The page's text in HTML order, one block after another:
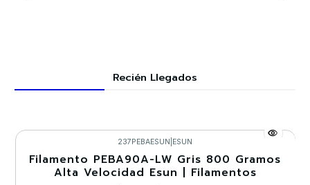
Recién Llegados
-30%
237PEBAESUN ESUN
Filamento PEBA90A-LW Gris 800 Gramos
Alta Velocidad Esun | Filamentos